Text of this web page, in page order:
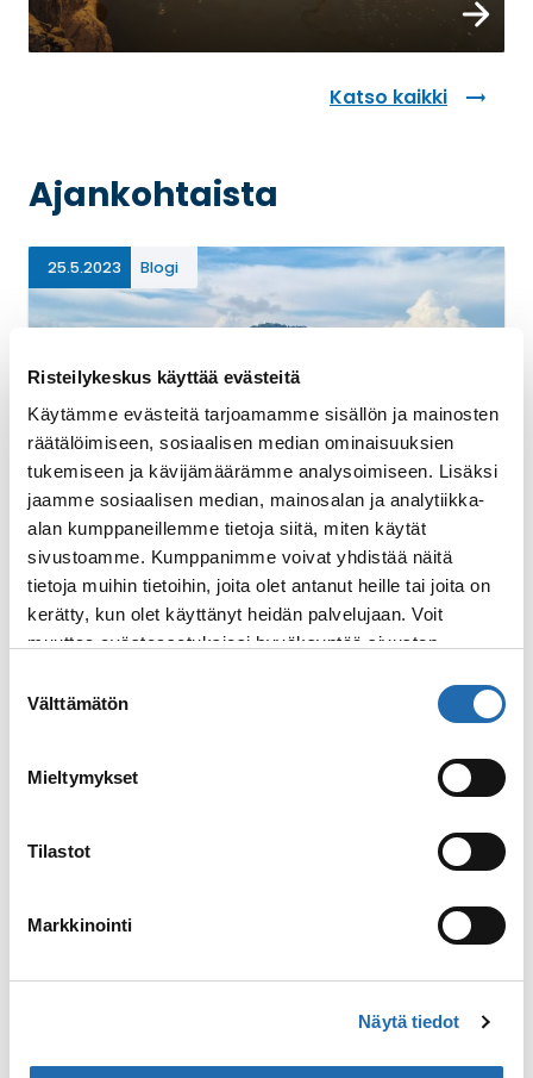
Risteilykeskus käyttää evästeitä
Käytämme evästeitä tarjoamamme sisällön ja mainosten
räätälöimiseen, sosiaalisen median ominaisuuksien
tukemiseen ja kävijämäärämme analysoimiseen. Lisäksi
jaamme sosiaalisen median, mainosalan ja analytiikka-
alan kumppaneillemme tietoja siitä, miten käytät
sivustoamme. Kumppanimme voivat yhdistää näitä
tietoja muihin tietoihin, joita olet antanut heille tai joita on
kerätty, kun olet käyttänyt heidän palvelujaan. Voit
muuttaa evästeasetuksiesi hyväksyntää sivuston
valinta
Välttämätön
Mieltymykset
Tilastot
Markkinointi
Näytä tiedot
Varaa
Katso kaikki
Ajankohtaista
25.5.2023 Blogi
Ultraluksusvarustamo
Scenicin risteily Väli-
Amerikassa
Luxury Risteilykeskus maailmalla Scenic
Risteilykeskuksen tiimi kävi tutustumassa
risteilyaluksen mukana kulkee kaksi
: Ultraluksusvarustamo Scenicin risteily Väli-
Videot